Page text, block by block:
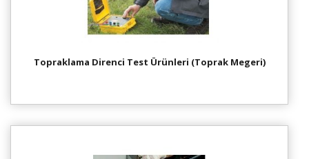
Topraklama Direnci Test Ürünleri (Toprak Megeri)